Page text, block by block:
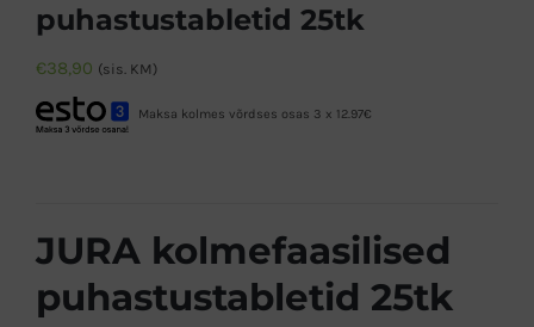
puhastustabletid 25tk
€38,90 (sis. KM)
Maksa kolmes võrdses osas 3 x 12.97€
JURA kolmefaasilised
puhastustabletid 25tk